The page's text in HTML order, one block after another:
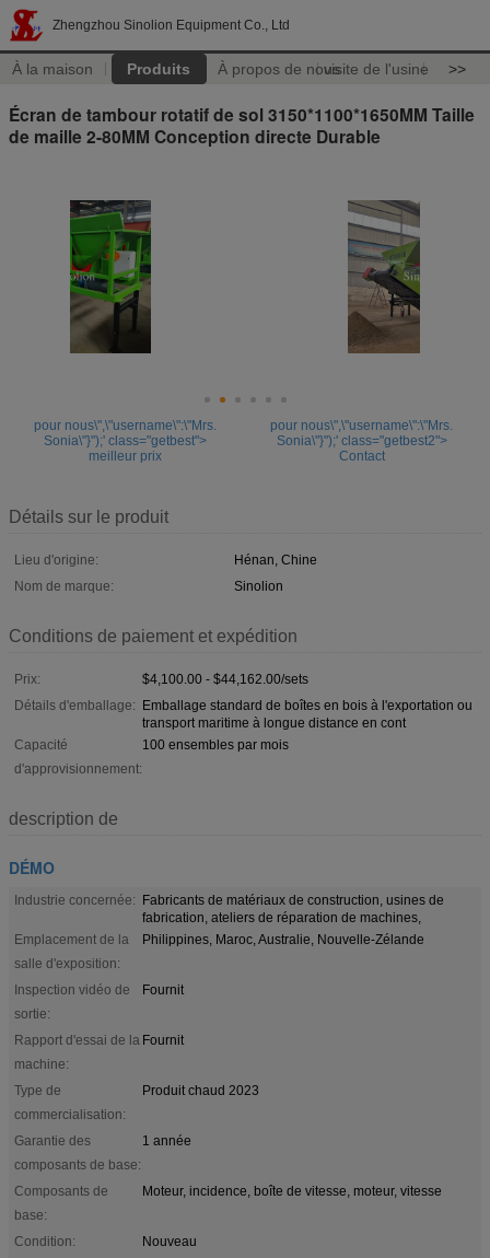
Zhengzhou Sinolion Equipment Co., Ltd
À la maison Produits À propos de nousvisite de l'usine >>
Écran de tambour rotatif de sol 3150*1100*1650MM Taille
de maille 2-80MM Conception directe Durable
pour nous\",\"username\":\"Mrs.
Sonia\"}");' class="getbest">
meilleur prix
pour nous\",\"username\":\"Mrs.
Sonia\"}");' class="getbest2">
Contact
Détails sur le produit
Lieu d'origine:
Hénan, Chine
Nom de marque:
Sinolion
Conditions de paiement et expédition
Prix:
$4,100.00 - $44,162.00/sets
Détails d'emballage: Emballage standard de boîtes en bois à l'exportation ou
transport maritime à longue distance en cont
Capacité
d'approvisionnement:
100 ensembles par mois
description de
DÉMO
Industrie concernée: Fabricants de matériaux de construction, usines de
fabrication, ateliers de réparation de machines,
Emplacement de la
salle d'exposition:
Philippines, Maroc, Australie, Nouvelle-Zélande
Inspection vidéo de
sortie:
Fournit
Rapport d'essai de la
machine:
Fournit
Type de
commercialisation:
Produit chaud 2023
Garantie des
composants de base:
1 année
Composants de
base:
Moteur, incidence, boîte de vitesse, moteur, vitesse
Condition:
Nouveau